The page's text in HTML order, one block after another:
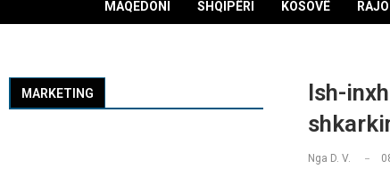
MAQEDONI SHQIPËRI KOSOVË
Ish-
Nga D. V.
MARKETING